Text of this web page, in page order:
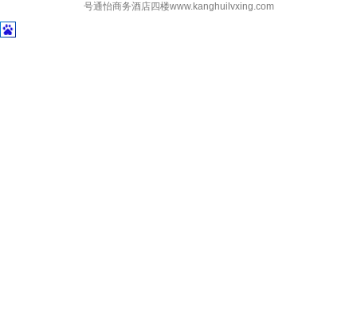
号通怡商务酒店四楼www.kanghuilvxing.com